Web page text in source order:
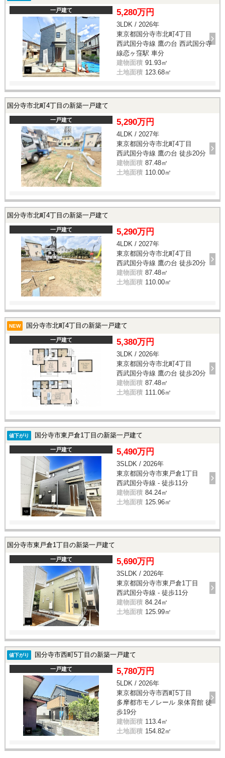
一戸建て 5,280万円
3LDK / 2026年
東京都国分寺市北町4丁目
西武国分寺線 鷹の台 西武国分寺
線恋ヶ窪駅 車分
建物面積 91.93㎡
土地面積 123.68㎡
国分寺市北町4丁目の新築一戸建て
一戸建て 5,290万円
4LDK / 2027年
東京都国分寺市北町4丁目
西武国分寺線 鷹の台 徒歩20分
建物面積 87.48㎡
土地面積 110.00㎡
国分寺市北町4丁目の新築一戸建て
一戸建て 5,290万円
4LDK / 2027年
東京都国分寺市北町4丁目
西武国分寺線 鷹の台 徒歩20分
建物面積 87.48㎡
土地面積 110.00㎡
NEW 国分寺市北町4丁目の新築一戸建て
一戸建て 5,380万円
3LDK / 2026年
東京都国分寺市北町4丁目
西武国分寺線 鷹の台 徒歩20分
建物面積 87.48㎡
土地面積 111.06㎡
値下がり 国分寺市東戸倉1丁目の新築一戸建て
一戸建て 5,490万円
3SLDK / 2026年
東京都国分寺市東戸倉1丁目
西武国分寺線 - 徒歩11分
建物面積 84.24㎡
土地面積 125.96㎡
国分寺市東戸倉1丁目の新築一戸建て
一戸建て 5,690万円
3SLDK / 2026年
東京都国分寺市東戸倉1丁目
西武国分寺線 - 徒歩11分
建物面積 84.24㎡
土地面積 125.99㎡
値下がり 国分寺市西町5丁目の新築一戸建て
一戸建て 5,780万円
5LDK / 2026年
東京都国分寺市西町5丁目
多摩都市モノレール 泉体育館 徒
歩19分
建物面積 113.4㎡
土地面積 154.82㎡